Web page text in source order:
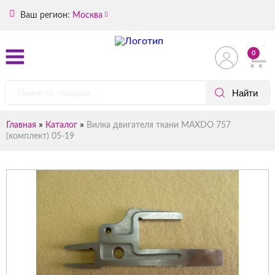
Ваш регион: Москва
0
Главная » Каталог » Вилка двигателя ткани MAXDO 757
(комплект) 05-19